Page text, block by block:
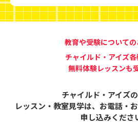
教育や受験について
チャイルド・アイズ各
無料体験レッスンも
チャイルド・アイズ
レッスン・教室見学は、 お電話・
申し込みくださ